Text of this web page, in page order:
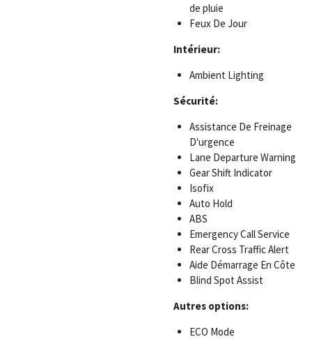
de pluie
Feux De Jour
Intérieur:
Ambient Lighting
Sécurité:
Assistance De Freinage
D'urgence
Lane Departure Warning
Gear Shift Indicator
Isofix
Auto Hold
ABS
Emergency Call Service
Rear Cross Traffic Alert
Aide Démarrage En Côte
Blind Spot Assist
Autres options:
ECO Mode